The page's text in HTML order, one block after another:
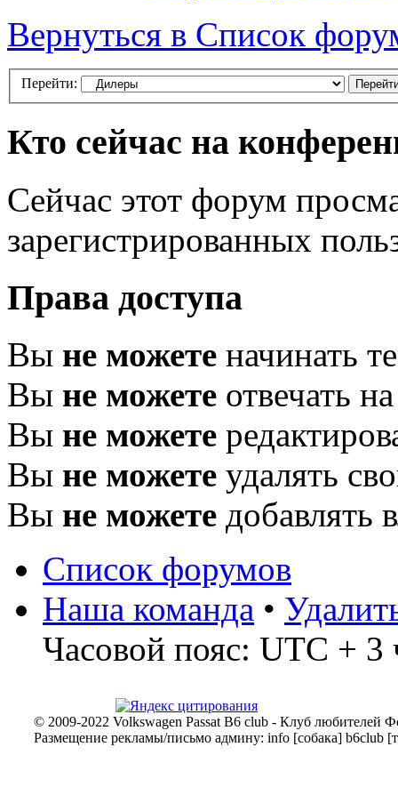
Вернуться в Список
Перейти:
Кто сейчас на
Сейчас этот форум
зарегистрированных
Права доступа
Вы не можете начинать
Вы не можете отвечать
Вы не можете
Вы не можете удалять
Вы не можете добавлять
Список форумов
Наша команда •
Часовой пояс: UTC + 3
© 2009-2022 Volkswagen Passat B6 club - Клуб любителей
Размещение рекламы/письмо админу: info [собака] b6club